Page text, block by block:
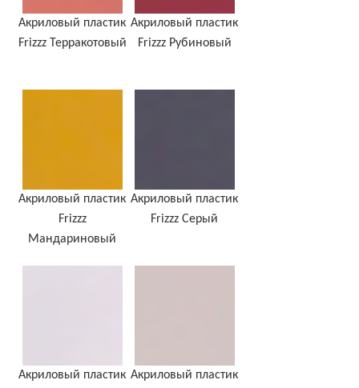
Акриловый пластик
Frizzz Терракотовый
Акриловый пластик
Frizzz Рубиновый
Акриловый пластик
Frizzz
Мандариновый
Акриловый пластик
Frizzz Серый
Акриловый пластик Акриловый пластик